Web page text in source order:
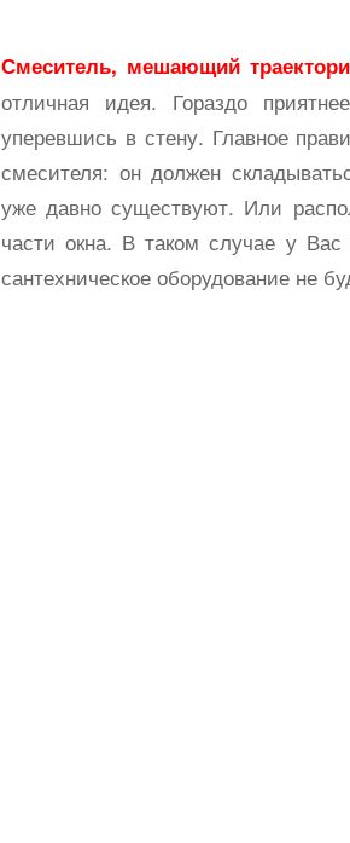
Смеситель, мешающий
отличная идея. Гораздо
уперевшись в стену. Главное
смесителя: он должен
уже давно существуют. Или
части окна. В таком случае у
сантехническое оборудование не